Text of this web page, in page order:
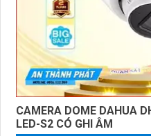
CAMERA DOME DAHUA
LED-S2 CÓ GHI ÂM